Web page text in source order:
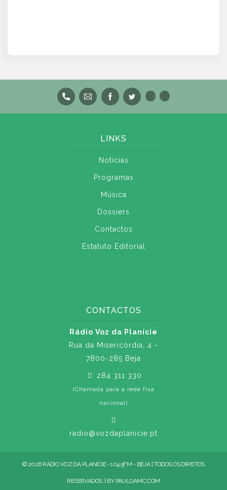
LINKS
Notícias
Programas
Música
Dossiers
Contactos
Estatuto Editorial
CONTACTOS
Rádio Voz da Planície
Rua da Misericórdia, 4 -
7800-285 Beja
284 311 330
(Chamada para a rede fixa
nacional)
radio@vozdaplanicie.pt
© 2026 RÁDIO VOZ DA PLANÍCIE - 104.5FM - BEJA | TODOS OS DIREITOS
RESERVADOS. | BY PAULOAMC.COM